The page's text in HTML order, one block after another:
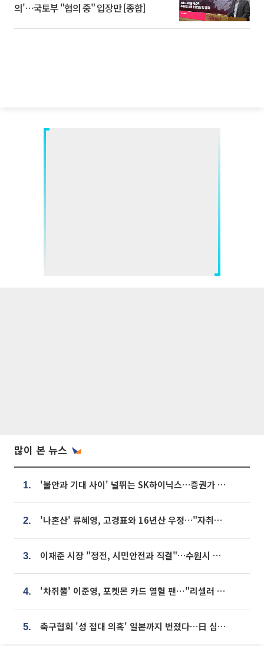
의'⋯국토부 "협의 중" 입장만 [종합]
많이 본 뉴스
1. '불안과 기대 사이' 널뛰는 SK하이닉스…증권가 "HBM4·LTA 기반 펀터멘털 견고"
2. '나혼산' 류혜영, 고경표와 16년산 우정…"자취방서 부모님과 마주쳐"
3. 이재준 시장 "정전, 시민안전과 직결"…수원시 비상대응체계 가동
4. '차쥐뿔' 이준영, 포켓몬 카드 열혈 팬⋯"리셀러 처단할 것"
5. 축구협회 '성 접대 의혹' 일본까지 번졌다…日 심판 실명 공개